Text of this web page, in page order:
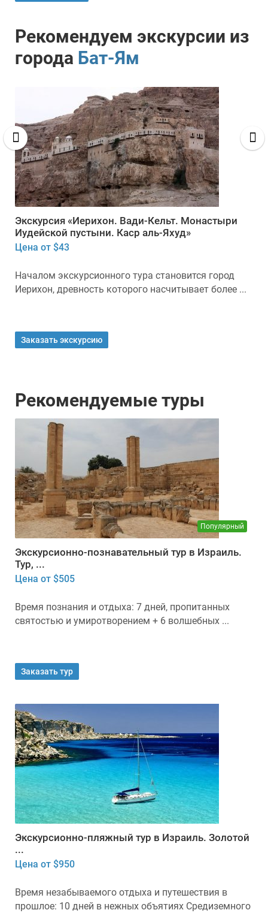
Рекомендуем экскурсии из
города Бат-Ям
Экскурсия «Иерихон. Вади-Кельт. Монастыри
Иудейской пустыни. Каср аль-Яхуд»
Цена от $43
Началом экскурсионного тура становится город
Иерихон, древность которого насчитывает более ...
Заказать экскурсию
Рекомендуемые туры
Популярный
Экскурсионно-познавательный тур в Израиль.
Тур, ...
Цена от $505
Время познания и отдыха: 7 дней, пропитанных
святостью и умиротворением + 6 волшебных ...
Заказать тур
Экскурсионно-пляжный тур в Израиль. Золотой
...
Цена от $950
Время незабываемого отдыха и путешествия в
прошлое: 10 дней в нежных объятиях Средиземного